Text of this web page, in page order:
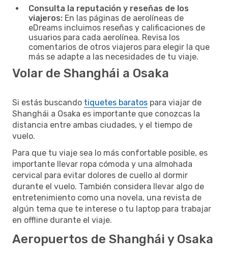
Consulta la reputación y reseñas de los
viajeros: En las páginas de aerolíneas de
eDreams incluimos reseñas y calificaciones de
usuarios para cada aerolínea. Revisa los
comentarios de otros viajeros para elegir la que
más se adapte a las necesidades de tu viaje.
Volar de Shanghái a Osaka
Si estás buscando tiquetes baratos para viajar de
Shanghái a Osaka es importante que conozcas la
distancia entre ambas ciudades, y el tiempo de
vuelo.
Para que tu viaje sea lo más confortable posible, es
importante llevar ropa cómoda y una almohada
cervical para evitar dolores de cuello al dormir
durante el vuelo. También considera llevar algo de
entretenimiento como una novela, una revista de
algún tema que te interese o tu laptop para trabajar
en offline durante el viaje.
Aeropuertos de Shanghái y Osaka